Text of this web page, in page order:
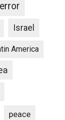
Israel
America
peace